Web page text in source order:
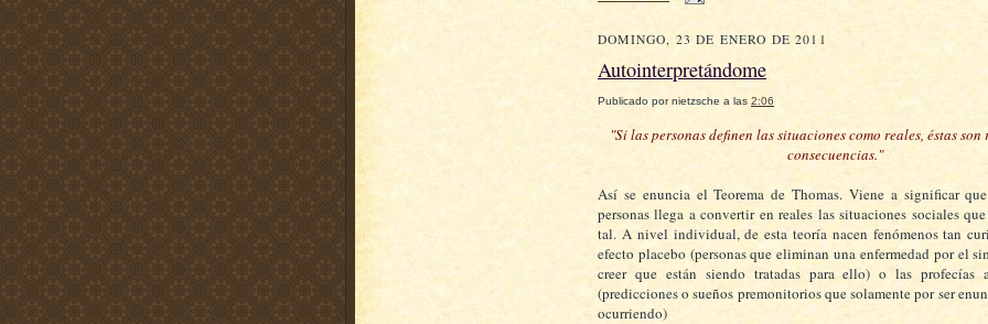
DOMINGO, 23 DE ENERO DE 2011
Autointerpretándome
Publicado pornietzsche a las 2:06
"Si las personas definen las situaciones como reales, éstas son
consecuencias."
Así se enuncia el Teorema de Thomas. Viene a significar
personas llega a convertir en reales las situaciones sociales
tal. A nivel individual, de esta teoría nacen fenómenos tan
efecto placebo (personas que eliminan una enfermedad por el
creer que están siendo tratadas para ello) o las profecías
(predicciones o sueños premonitorios que solamente por ser
ocurriendo)